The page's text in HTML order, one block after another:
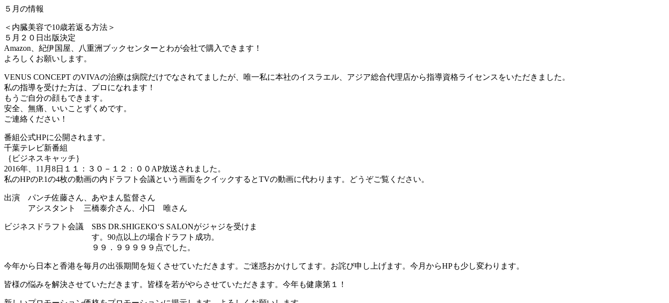
５月の情報
＜内臓美容で10歳若返る方法＞
５月２０日出版決定
Amazon、紀伊国屋、八重洲ブックセンターとわが会社で購入できます！
よろしくお願いします。
VENUS CONCEPT のVIVAの治療は病院だけでなされてましたが、唯一私に本社のイスラエル、アジア総合代理店から指導資格ライセンスをいただきました。
私の指導を受けた方は、プロになれます！
もうご自分の顔もできます。
安全、無痛、いいことずくめです。
ご連絡ください！
番組公式HPに公開されます。
千葉テレビ新番組
｛ビジネスキャッチ｝
2016年、11月8日１１：３０－１２：００AP放送されました。
私のHPのP.1の4枚の動画の内ドラフト会議という画面をクイックするとTVの動画に代わります。どうぞご覧ください。
出演 パンチ佐藤さん、あやまん監督さん
アシスタント 三橋泰介さん、小口 唯さん
ビジネスドラフト会議 SBS DR.SHIGEKO‘S SALONがジャジを受けま
す。90点以上の場合ドラフト成功。
９９．９９９９９点でした。
今年から日本と香港を毎月の出張期間を短くさせていただきます。ご迷惑おかけしてます。お詫び申し上げます。今月からHPも少し変わります。
皆様の悩みを解決させていただきます。皆様を若がやらさせていただきます。今年も健康第１！